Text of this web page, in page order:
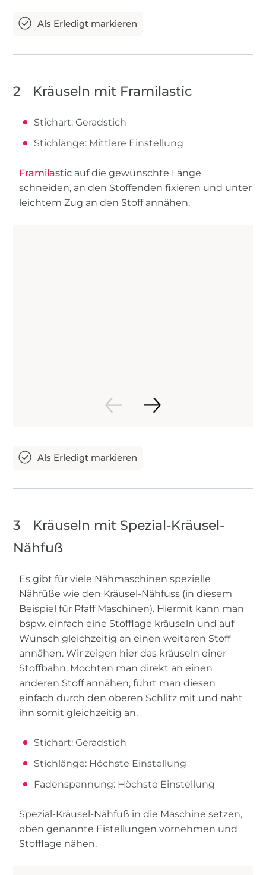
2 Kräuseln mit Framilastic
Stichart: Geradstich
Stichlänge: Mittlere Einstellung
Framilastic auf die gewünschte Länge
schneiden, an den Stoffenden fixieren und unter
leichtem Zug an den Stoff annähen.
3
Kräuseln mit Spezial-Kräusel-
Nähfuß
Es gibt für viele Nähmaschinen spezielle
Nähfüße wie den Kräusel-Nähfuss (in diesem
Beispiel für Pfaff Maschinen). Hiermit kann man
bspw. einfach eine Stofflage kräuseln und auf
Wunsch gleichzeitig an einen weiteren Stoff
annähen. Wir zeigen hier das kräuseln einer
Stoffbahn. Möchten man direkt an einen
anderen Stoff annähen, führt man diesen
einfach durch den oberen Schlitz mit und näht
ihn somit gleichzeitig an.
Stichart: Geradstich
Stichlänge: Höchste Einstellung
Fadenspannung: Höchste Einstellung
Spezial-Kräusel-Nähfuß in die Maschine setzen,
oben genannte Eistellungen vornehmen und
Stofflage nähen.